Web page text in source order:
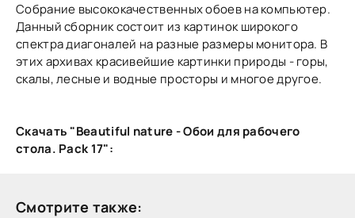
Собрание высококачественных обоев на компьютер.
Данный сборник состоит из картинок широкого
спектра диагоналей на разные размеры монитора. В
этих архивах красивейшие картинки природы - горы,
скалы, лесные и водные просторы и многое другое.
Скачать "Beautiful nature - Обои для рабочего
стола. Pack 17":
Смотрите также: